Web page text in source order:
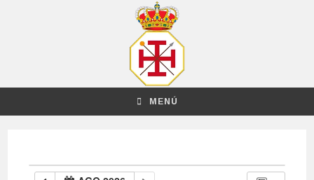
MENÚ